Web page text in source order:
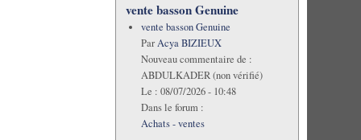
vente basson Genuine
vente basson Genuine
ParAcya BIZIEUX
Nouveau commentaire de :
ABDULKADER (non vérifié)
Le : 08/07/2026 - 10:48
Dans le forum :
Achats - ventes